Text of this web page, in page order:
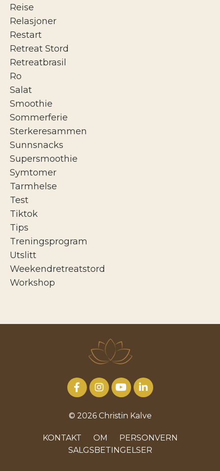
Reise
Relasjoner
Restart
Retreat Stord
Retreatbrasil
Ro
Salat
Smoothie
Sommerferie
Sterkeresammen
Sunnsnacks
Supersmoothie
Symtomer
Tarmhelse
Test
Tiktok
Tips
Treningsprogram
Utslitt
Weekendretreatstord
Workshop
© 2026 Christin Kalve
KONTAKT OM
PERSONVERN
SALGSBETINGELSER